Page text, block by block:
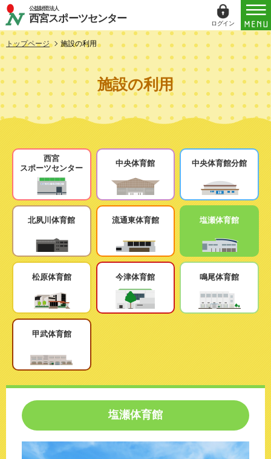
公益財団法人
西宮スポーツセンター ログイン
トップページ 施設の利用
施設の利用
西宮
スポーツセンター
中央体育館 中央体育館分館
北夙川体育館 流通東体育館 塩瀬体育館
松原体育館 今津体育館 鳴尾体育館
甲武体育館
塩瀬体育館
ログイン
ID（メールアドレス）
パスワード
パスワードを表示する
パスワードは半角数字、英小文字、英大文字
すべてを含む6文字以上
このホームページで会員登録がお済みの方
ログイン
このホームページで会員登録がまだの方
新規会員登録
パスワードを忘れてしまった方は